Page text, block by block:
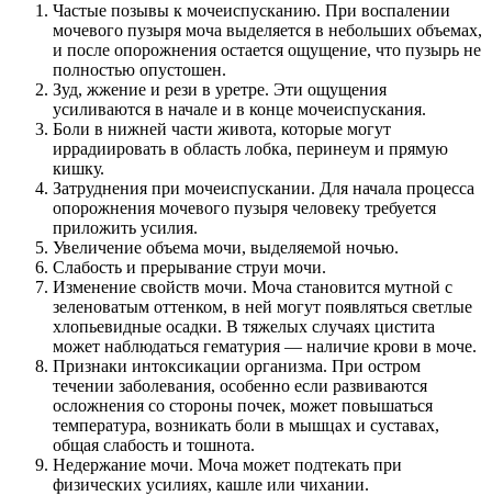
Частые позывы к мочеиспусканию. При воспалении
мочевого пузыря моча выделяется в небольших объемах,
и после опорожнения остается ощущение, что пузырь не
полностью опустошен.
Зуд, жжение и рези в уретре. Эти ощущения
усиливаются в начале и в конце мочеиспускания.
Боли в нижней части живота, которые могут
иррадиировать в область лобка, перинеум и прямую
кишку.
Затруднения при мочеиспускании. Для начала процесса
опорожнения мочевого пузыря человеку требуется
приложить усилия.
Увеличение объема мочи, выделяемой ночью.
Слабость и прерывание струи мочи.
Изменение свойств мочи. Моча становится мутной с
зеленоватым оттенком, в ней могут появляться светлые
хлопьевидные осадки. В тяжелых случаях цистита
может наблюдаться гематурия — наличие крови в моче.
Признаки интоксикации организма. При остром
течении заболевания, особенно если развиваются
осложнения со стороны почек, может повышаться
температура, возникать боли в мышцах и суставах,
общая слабость и тошнота.
Недержание мочи. Моча может подтекать при
физических усилиях, кашле или чихании.